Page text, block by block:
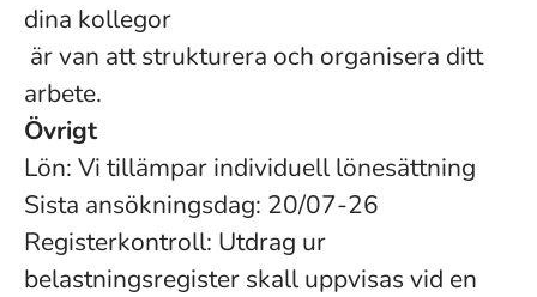
dina kollegor
är van att strukturera och organisera ditt
arbete.
Övrigt
Lön: Vi tillämpar individuell lönesättning
Sista ansökningsdag: 20/07-26
Registerkontroll: Utdrag ur
belastningsregister skall uppvisas vid en